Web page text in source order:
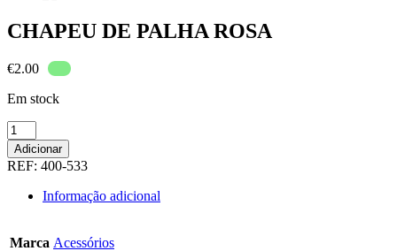
CHAPEU DE PALHA ROSA
€2.00
Em stock
Quantidade
de
CHAPEU
DE
PALHA
ROSA
Adicionar
REF: 400-533
Informação adicional
Marca Acessórios